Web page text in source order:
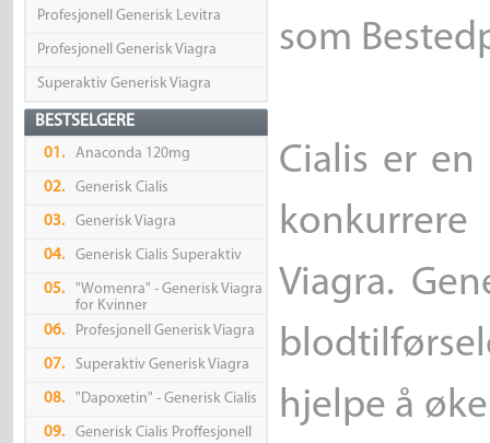
Profesjonell Generisk Levitra
Profesjonell Generisk Viagra
Superaktiv Generisk Viagra
BESTSELGERE
01. Anaconda 120mg
02. Generisk Cialis
03. Generisk Viagra
04. Generisk Cialis Superaktiv
05.
"Womenra" - Generisk Viagra
for Kvinner
06.
Profesjonell Generisk Viagra
07. Superaktiv Generisk Viagra
08. "Dapoxetin" - Generisk Cialis
09. Generisk Cialis Proffesjonell
som
Cialis er
Viagra.
hjelpe å